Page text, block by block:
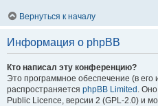
Вернуться к началу
Информация о phpBB
Кто написал эту конференцию?
Это программное обеспечение (в
распространяется phpBB Limited . Оно
Public Licence, версии 2 (GPL-2.0) и